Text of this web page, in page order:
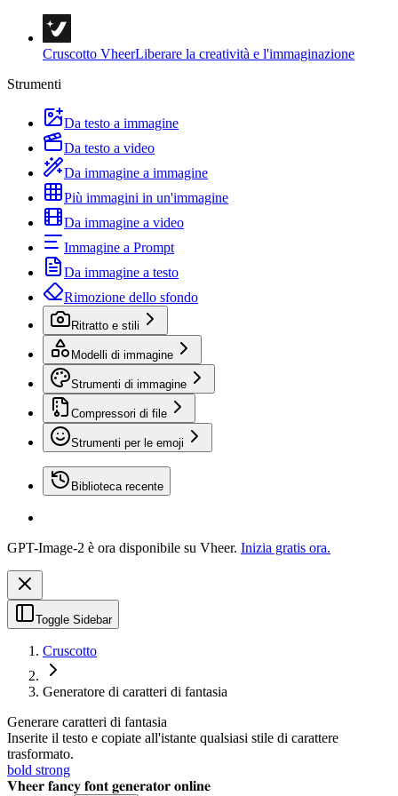
Cruscotto VheerLiberare la creatività e l'immaginazione
Strumenti
Da testo a immagine
Da testo a video
Da immagine a immagine
Più immagini in un'immagine
Da immagine a video
Immagine a Prompt
Da immagine a testo
Rimozione dello sfondo
Ritratto e stili
Modelli di immagine
Strumenti di immagine
Compressori di file
Strumenti per le emoji
Biblioteca recente
GPT-Image-2 è ora disponibile su Vheer. Inizia gratis ora.
Toggle Sidebar
Cruscotto
Generatore di caratteri di fantasia
Generare caratteri di fantasia
Inserite il testo e copiate all'istante qualsiasi stile di carattere
trasformato.
bold strong
𝐕𝐡𝐞𝐞𝐫 𝐟𝐚𝐧𝐜𝐲 𝐟𝐨𝐧𝐭 𝐠𝐞𝐧𝐞𝐫𝐚𝐭𝐨𝐫 𝐨𝐧𝐥𝐢𝐧𝐞